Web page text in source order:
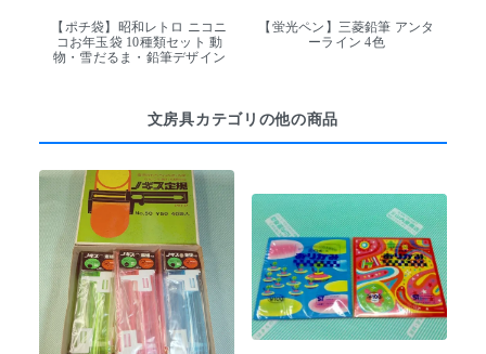
【ポチ袋】昭和レトロ ニコニ
コお年玉袋 10種類セット 動
物・雪だるま・鉛筆デザイン
【蛍光ペン】三菱鉛筆 アンタ
ーライン 4色
文房具カテゴリの他の商品